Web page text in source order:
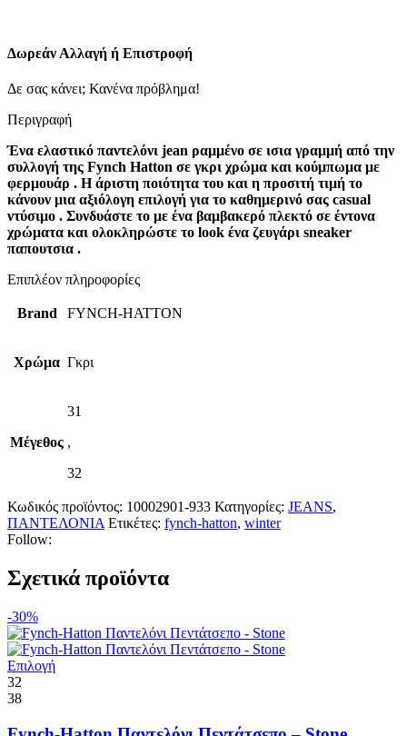
Δωρεάν Αλλαγή ή Επιστροφή
Δε σας κάνει; Κανένα πρόβλημα!
Περιγραφή
Ένα ελαστικό παντελόνι jean ραμμένο σε ισια γραμμή από την
συλλογή της Fynch Hatton σε γκρι χρώμα και κούμπωμα με
φερμουάρ . Η άριστη ποιότητα του και η προσιτή τιμή το
κάνουν μια αξιόλογη επιλογή για το καθημερινό σας casual
ντύσιμο . Συνδυάστε το με ένα βαμβακερό πλεκτό σε έντονα
χρώματα και ολοκληρώστε το look ένα ζευγάρι sneaker
παπουτσια .
Επιπλέον πληροφορίες
Brand FYNCH-HATTON
Χρώμα Γκρι
Μέγεθος
31
,
32
Κωδικός προϊόντος: 10002901-933 Κατηγορίες: JEANS,
ΠΑΝΤΕΛΟΝΙΑ Ετικέτες: fynch-hatton, winter
Follow:
Σχετικά προϊόντα
-30%
ΕπιλογήΑυτό
πολλαπλές
32
38